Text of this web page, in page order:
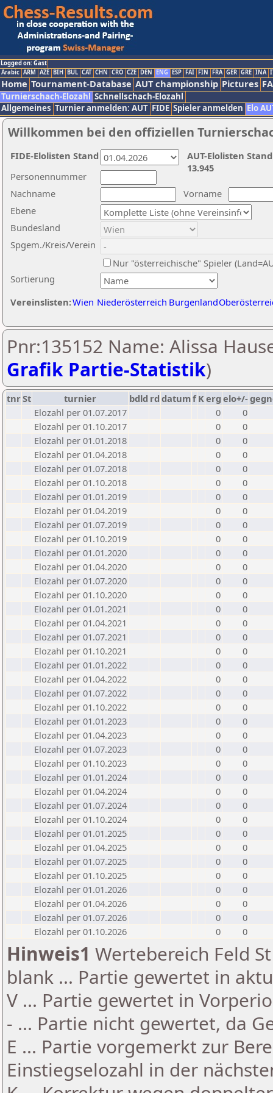
Logged on: Gast
Arabic ARM AZE BIH BUL CAT CHN CRO CZE DEN ENG ESP FAI FIN FRA GER GRE INA
Home Tournament-Database AUT championship Pictures
Turnierschach-Elozahl Schnellschach-Elozahl
Allgemeines Turnier anmelden: AUT FIDE Spieler anmelden Elo
Willkommen bei den offiziellen
Nachname
Vorname
Ebene
Sortierung
Personennummer
Bundesland
Spgem./Kreis/Verein
Nur "österreichische" Spieler
Vereinslisten:Wien Niederösterreich Burgenland
AUT-Elolisten
13.945
FIDE-Elolisten Stand
Pnr:135152 Name: Alissa
Grafik Partie-Statistik)
tnrSt turnier bdld rd datumf Kerg elo+/-
Elozahl per 01.07.2017
0
0
Elozahl per 01.10.2017
0
0
Elozahl per 01.01.2018
0
0
Elozahl per 01.04.2018
0
0
Elozahl per 01.07.2018
0
0
Elozahl per 01.10.2018
0
0
Elozahl per 01.01.2019
0
0
Elozahl per 01.04.2019
0
0
Elozahl per 01.07.2019
0
0
Elozahl per 01.10.2019
0
0
Elozahl per 01.01.2020
0
0
Elozahl per 01.04.2020
0
0
Elozahl per 01.07.2020
0
0
Elozahl per 01.10.2020
0
0
Elozahl per 01.01.2021
0
0
Elozahl per 01.04.2021
0
0
Elozahl per 01.07.2021
0
0
Elozahl per 01.10.2021
0
0
Elozahl per 01.01.2022
0
0
Elozahl per 01.04.2022
0
0
Elozahl per 01.07.2022
0
0
Elozahl per 01.10.2022
0
0
Elozahl per 01.01.2023
0
0
Elozahl per 01.04.2023
0
0
Elozahl per 01.07.2023
0
0
Elozahl per 01.10.2023
0
0
Elozahl per 01.01.2024
0
0
Elozahl per 01.04.2024
0
0
Elozahl per 01.07.2024
0
0
Elozahl per 01.10.2024
0
0
Elozahl per 01.01.2025
0
0
Elozahl per 01.04.2025
0
0
Elozahl per 01.07.2025
0
0
Elozahl per 01.10.2025
0
0
Elozahl per 01.01.2026
0
0
Elozahl per 01.04.2026
0
0
Elozahl per 01.07.2026
0
0
Elozahl per 01.10.2026
0 0
Hinweis1 Wertebereich Feld
blank ... Partie gewertet in
V ... Partie gewertet in
- ... Partie nicht gewertet, da
E ... Partie vorgemerkt zur
Einstiegselozahl in der